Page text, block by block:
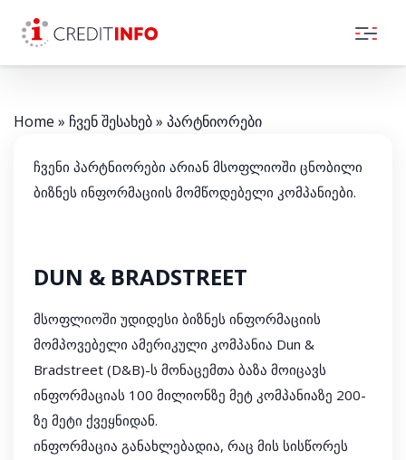
Home » ჩვენ შესახებ» პარტნიორები
ჩვენი პარტნიორები არიან მსოფლიოში ცნობილი
ბიზნეს ინფორმაციის მომწოდებელი კომპანიები.
DUN & BRADSTREET
მსოფლიოში უდიდესი ბიზნეს ინფორმაციის
მომპოვებელი ამერიკული კომპანია Dun &
Bradstreet (D&B)-ს მონაცემთა ბაზა მოიცავს
ინფორმაციას 100 მილიონზე მეტ კომპანიაზე 200-
ზე მეტი ქვეყნიდან.
ინფორმაცია განახლებადია, რაც მის სისწორეს